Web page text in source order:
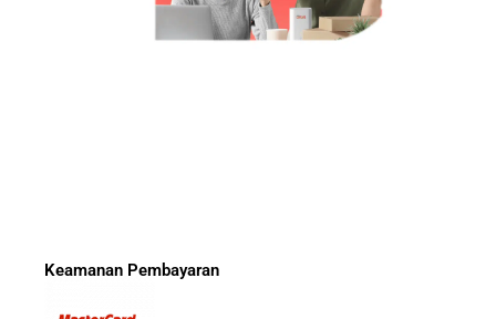
Keamanan Pembayaran